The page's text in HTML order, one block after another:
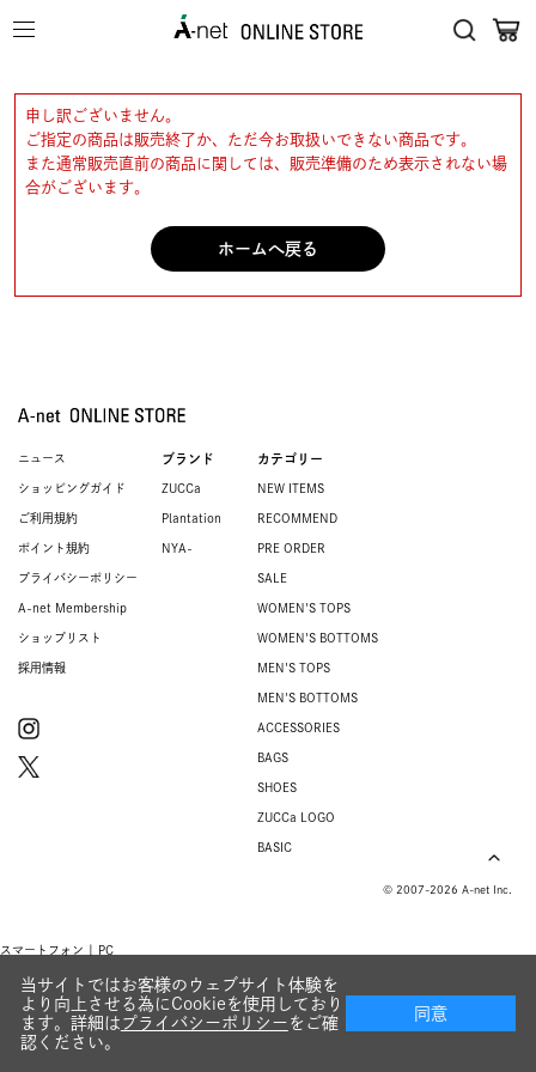
申し訳ございません。
ご指定の商品は販売終了か、ただ今お取扱いできない商品です。
また通常販売直前の商品に関しては、販売準備のため表示されない場
合がございます。
ホームへ戻る
ニュース
ショッピングガイド
ご利用規約
ポイント規約
プライバシーポリシー
A-net Membership
ショップリスト
採用情報
ブランド
ZUCCa
Plantation
NYA-
カテゴリー
NEW ITEMS
RECOMMEND
PRE ORDER
SALE
WOMEN'S TOPS
WOMEN'S BOTTOMS
MEN'S TOPS
MEN'S BOTTOMS
ACCESSORIES
BAGS
SHOES
ZUCCa LOGO
BASIC
© 2007-2026 A-net Inc.
スマートフォン | PC
当サイトではお客様のウェブサイト体験を
より向上させる為にCookieを使用しており
ます。詳細は プライバシーポリシー をご確
認ください。
同意